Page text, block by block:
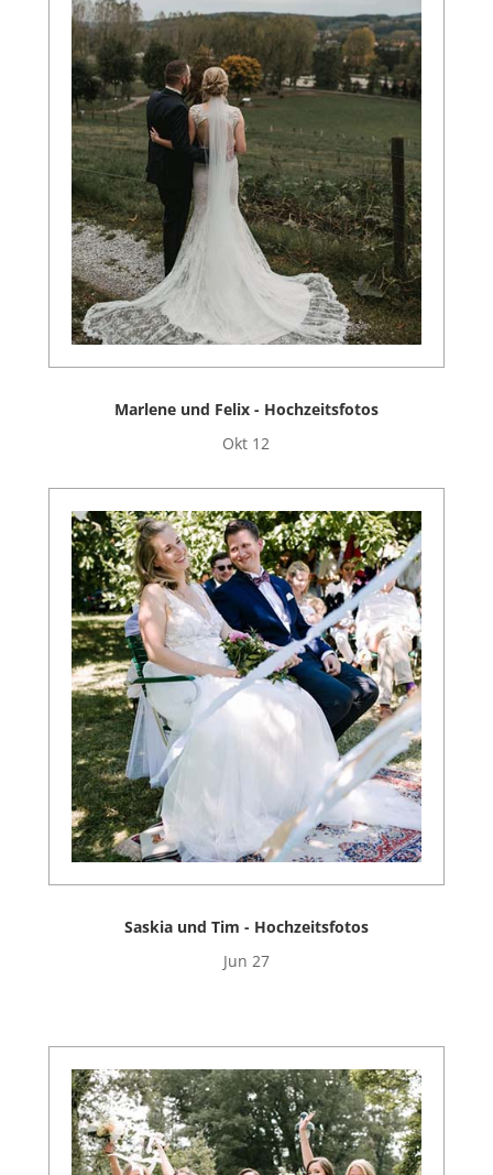
Marlene und Felix - Hochzeitsfotos
Okt 12
Saskia und Tim - Hochzeitsfotos
Jun 27